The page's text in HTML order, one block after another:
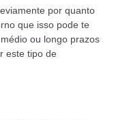
por quanto
que isso pode te
ou longo prazos
este tipo de